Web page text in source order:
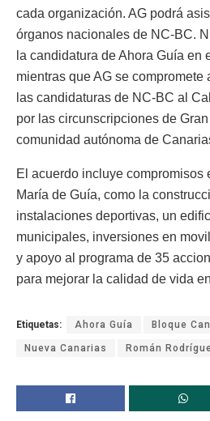
cada organización. AG podrá
órganos nacionales de NC-BC.
la candidatura de Ahora Guía en
mientras que AG se compromete
las candidaturas de NC-BC al
por las circunscripciones de
comunidad autónoma de
El acuerdo incluye compromisos
María de Guía, como la
instalaciones deportivas, un
municipales, inversiones en
y apoyo al programa de 35
para mejorar la calidad de vida
Etiquetas: Ahora Guía Bloque
Nueva Canarias Román